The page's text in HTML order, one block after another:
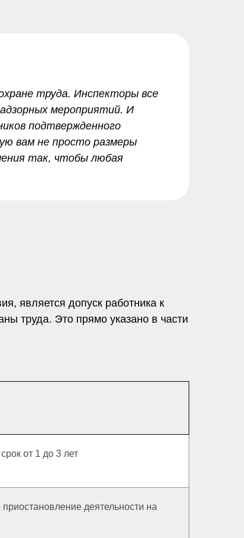
труда. Инспекторы все
мероприятий. И
подтвержденного
вам не просто размеры
так, чтобы любая
является допуск работника к
труда. Это прямо указано в части
от 1 до 3 лет
деятельности на